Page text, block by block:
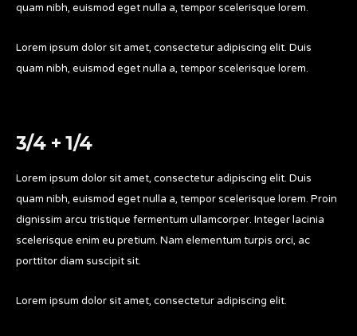
quam nibh, euismod eget nulla a, tempor scelerisque lorem.
Lorem ipsum dolor sit amet, consectetur adipiscing elit. Duis
quam nibh, euismod eget nulla a, tempor scelerisque lorem.
3/4 + 1/4
Lorem ipsum dolor sit amet, consectetur adipiscing elit. Duis
quam nibh, euismod eget nulla a, tempor scelerisque lorem. Proin
dignissim arcu tristique fermentum ullamcorper. Integer lacinia
scelerisque enim eu pretium. Nam elementum turpis orci, ac
porttitor diam suscipit sit.
Lorem ipsum dolor sit amet, consectetur adipiscing elit.